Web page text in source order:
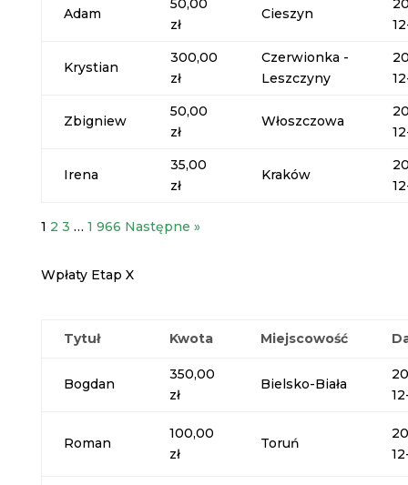
Adam
50,00
zł
Cieszyn
Krystian
300,00
zł
Czerwionka -
Leszczyny
Zbigniew
50,00
zł
Włoszczowa
Irena
35,00
zł
Kraków
1 2 3 … 1 966 Następne »
Wpłaty Etap X
Tytuł Kwota Miejscowość
Bogdan
350,00
zł
Bielsko-Biała
Roman
100,00
zł
Toruń